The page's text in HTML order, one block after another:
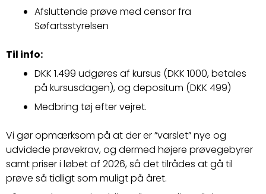
Afsluttende prøve med censor fra
Søfartsstyrelsen
Til info:
DKK 1.499 udgøres af kursus (DKK 1000,betales
på kursusdagen), og depositum (DKK 499)
Medbring tøj efter vejret.
Vi gør opmærksom på at der er ”varslet” nye og
udvidede prøvekrav, og dermed højere prøvegebyrer
samt priser i løbet af 2026, så det tilrådes at gå til
prøve så tidligt som muligt på året.